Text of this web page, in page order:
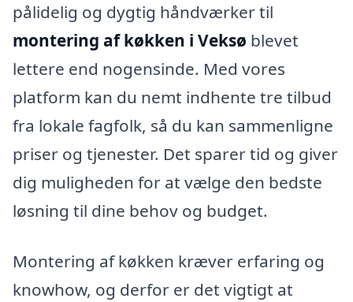
pålidelig og dygtig håndværker til
montering af køkken i Veksø blevet
lettere end nogensinde. Med vores
platform kan du nemt indhente tre tilbud
fra lokale fagfolk, så du kan sammenligne
priser og tjenester. Det sparer tid og giver
dig muligheden for at vælge den bedste
løsning til dine behov og budget.
Montering af køkken kræver erfaring og
knowhow, og derfor er det vigtigt at